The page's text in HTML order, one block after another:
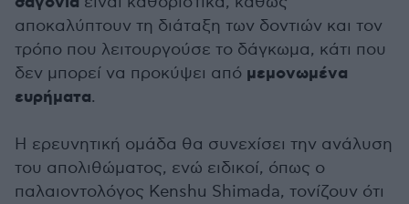
αποκαλύπτουν τη διάταξη των δοντιών και τον
τρόπο που λειτουργούσε το δάγκωμα, κάτι που
δεν μπορεί να προκύψει από μεμονωμένα
ευρήματα.
Η ερευνητική ομάδα θα συνεχίσει την ανάλυση
του απολιθώματος, ενώ ειδικοί, όπως ο
παλαιοντολόγος Kenshu Shimada, τονίζουν ότι